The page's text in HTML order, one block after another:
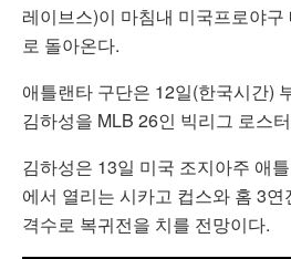
레이브스)이 마침내 미국프로야
로 돌아온다.
애틀랜타 구단은 12일(한국시간)
김하성을 MLB 26인 빅리그 로스
김하성은 13일 미국 조지아주 애
에서 열리는 시카고 컵스와 홈 3
격수로 복귀전을 치를 전망이다.